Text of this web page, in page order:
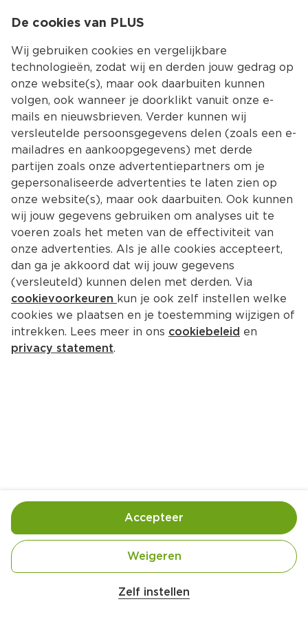
Kies jouw
Terug Producten
Dunlop Vorstbeschermende hoes
Per Tube 88 g  (per kilo €68.07)
Contactgegevens leverancier
De cookies van PLUS
Wij gebruiken cookies en vergelijkbare
technologieën, zodat wij en derden jouw gedrag op
onze website(s), maar ook daarbuiten kunnen
volgen, ook wanneer je doorklikt vanuit onze e-
mails en nieuwsbrieven. Verder kunnen wij
versleutelde persoonsgegevens delen (zoals een e-
mailadres en aankoopgegevens) met derde
partijen zoals onze advertentiepartners om je
gepersonaliseerde advertenties te laten zien op
onze website(s), maar ook daarbuiten. Ook kunnen
wij jouw gegevens gebruiken om analyses uit te
voeren zoals het meten van de effectiviteit van
onze advertenties. Als je alle cookies accepteert,
dan ga je akkoord dat wij jouw gegevens
(versleuteld) kunnen delen met derden. Via
cookievoorkeuren kun je ook zelf instellen welke
cookies we plaatsen en je toestemming wijzigen of
intrekken. Lees meer in ons cookiebeleid en
privacy statement.
Zelf instellen
Weigeren
Accepteer